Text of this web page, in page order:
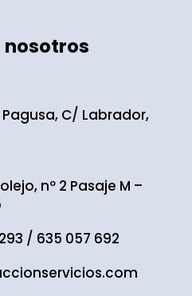
C/ Labrador,
nº 2 Pasaje M –
/ 635 057 692